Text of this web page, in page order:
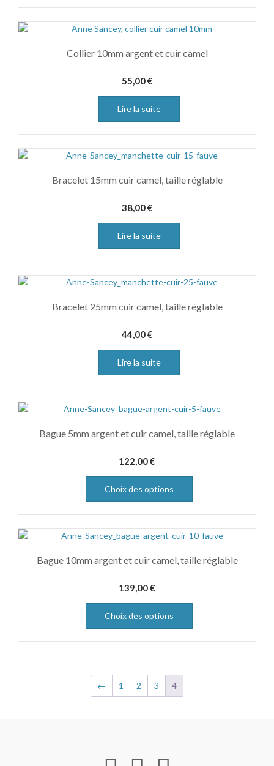
Collier 10mm argent et cuir camel
55,00€
Lire la suite
Bracelet 15mm cuir camel, taille réglable
38,00€
Lire la suite
Bracelet 25mm cuir camel, taille réglable
44,00€
Lire la suite
Bague 5mm argent et cuir camel, taille réglable
122,00€
Choix des options
Bague 10mm argent et cuir camel, taille réglable
139,00€
Choix des options
← 1 2 3 4